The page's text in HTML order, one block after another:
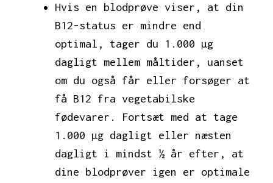
Hvis en blodprøve viser, at din
B12-status er mindre end
optimal, tager du 1.000 µg
dagligt mellem måltider, uanset
om du også får eller forsøger at
få B12 fra vegetabilske
fødevarer. Fortsæt med at tage
1.000 µg dagligt eller næsten
dagligt i mindst ½ år efter, at
dine blodprøver igen er optimale